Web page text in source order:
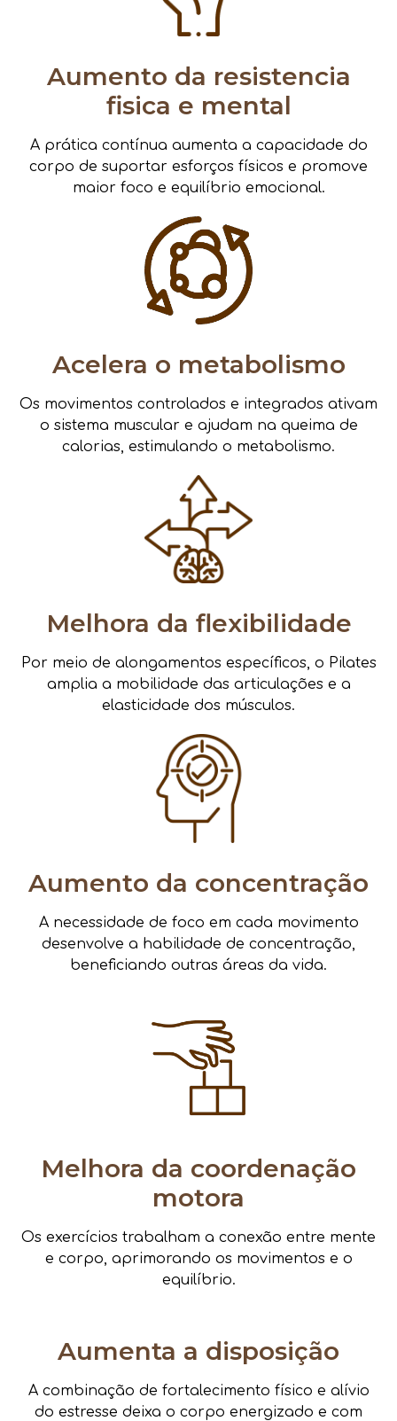
Aumento da resistencia
fisica e mental
A prática contínua aumenta a capacidade do
corpo de suportar esforços físicos e promove
maior foco e equilíbrio emocional.
Acelera o metabolismo
Os movimentos controlados e integrados ativam
o sistema muscular e ajudam na queima de
calorias, estimulando o metabolismo.
Melhora da flexibilidade
Por meio de alongamentos específicos, o Pilates
amplia a mobilidade das articulações e a
elasticidade dos músculos.
Aumento da concentração
A necessidade de foco em cada movimento
desenvolve a habilidade de concentração,
beneficiando outras áreas da vida.
Melhora da coordenação
motora
Os exercícios trabalham a conexão entre mente
e corpo, aprimorando os movimentos e o
equilíbrio.
Aumenta a disposição
A combinação de fortalecimento físico e alívio
do estresse deixa o corpo energizado e com